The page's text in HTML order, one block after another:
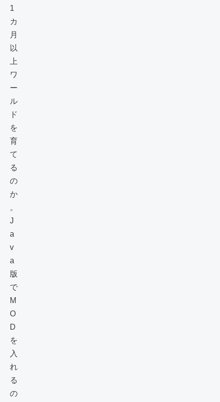
1
カ
月
以
上
ワ
ー
ル
ド
を
育
て
る
の
か
。
J
a
v
a
版
で
M
O
D
を
入
れ
る
の